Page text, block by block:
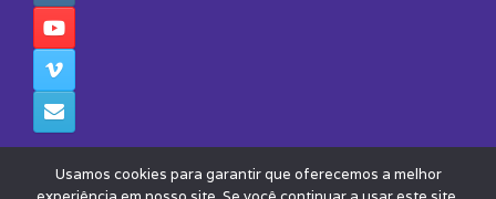
Usamos cookies para garantir que oferecemos a melhor